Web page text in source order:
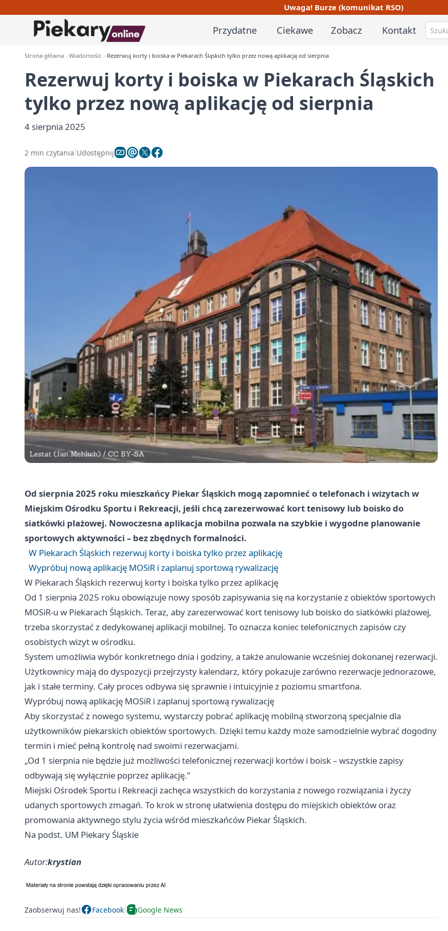
Uwaga! Burze (komunikat RSO)
Przydatne Ciekawe Zobacz Kontakt
Strona główna Wiadomości Rezerwuj korty i boiska w Piekarach Śląskich tylko przez nową aplikację od sierpnia
Rezerwuj korty i boiska w Piekarach Śląskich
tylko przez nową aplikację od sierpnia
4 sierpnia 2025
2 min czytania Udostępnij
Od sierpnia 2025 roku mieszkańcy Piekar Śląskich mogą zapomnieć o telefonach i wizytach w
Miejskim Ośrodku Sportu i Rekreacji, jeśli chcą zarezerwować kort tenisowy lub boisko do
siatkówki plażowej. Nowoczesna aplikacja mobilna pozwala na szybkie i wygodne planowanie
sportowych aktywności – bez zbędnych formalności.
W Piekarach Śląskich rezerwuj korty i boiska tylko przez aplikację
Wypróbuj nową aplikację MOSiR i zaplanuj sportową rywalizację
W Piekarach Śląskich rezerwuj korty i boiska tylko przez aplikację
Od 1 sierpnia 2025 roku obowiązuje nowy sposób zapisywania się na korzystanie z obiektów sportowych
MOSiR-u w Piekarach Śląskich. Teraz, aby zarezerwować kort tenisowy lub boisko do siatkówki plażowej,
trzeba skorzystać z dedykowanej aplikacji mobilnej. To oznacza koniec telefonicznych zapisów czy
osobistych wizyt w ośrodku.
System umożliwia wybór konkretnego dnia i godziny, a także anulowanie wcześniej dokonanej rezerwacji.
Użytkownicy mają do dyspozycji przejrzysty kalendarz, który pokazuje zarówno rezerwacje jednorazowe,
jak i stałe terminy. Cały proces odbywa się sprawnie i intuicyjnie z poziomu smartfona.
Wypróbuj nową aplikację MOSiR i zaplanuj sportową rywalizację
Aby skorzystać z nowego systemu, wystarczy pobrać aplikację mobilną stworzoną specjalnie dla
użytkowników piekarskich obiektów sportowych. Dzięki temu każdy może samodzielnie wybrać dogodny
termin i mieć pełną kontrolę nad swoimi rezerwacjami.
„Od 1 sierpnia nie będzie już możliwości telefonicznej rezerwacji kortów i boisk – wszystkie zapisy
odbywają się wyłącznie poprzez aplikację.”
Miejski Ośrodek Sportu i Rekreacji zachęca wszystkich do korzystania z nowego rozwiązania i życzy
udanych sportowych zmagań. To krok w stronę ułatwienia dostępu do miejskich obiektów oraz
promowania aktywnego stylu życia wśród mieszkańców Piekar Śląskich.
Na podst. UM Piekary Śląskie
Autor:krystian
Zaobserwuj nas! Facebook Google News